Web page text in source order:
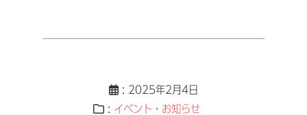
: 2025年2月4日
: イベント・お知らせ